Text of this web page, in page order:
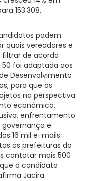
153.308.
podem
quais vereadores e
de acordo
foi adaptada aos
Desenvolvimento
para que os
na perspectiva
econômico,
enfrentamento
e
16 mil e-mails
às prefeituras do
contatar mais 500
o candidato
Jacira.